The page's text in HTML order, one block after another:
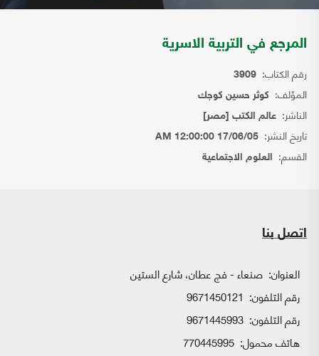
المرجع في التربية الاسرية
رقم الكتاب: 3909
المؤلف: كوثر حسين كوجك
الناشر: عالم الكتب [مصر]
تاريخ النشر: 17/06/05 12:00:00 AM
القسم: العلوم الاجتماعية
اتصل بنا
العنوان: صنعاء - فج عطان، شارع الستين
رقم التلفون: 9671450121
رقم التلفون: 9671445993
هاتف محمول: 770445995